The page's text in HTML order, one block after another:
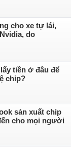
cho xe tự lái,
do
tiền ở đâu để
chip?
sản xuất chip
cho mọi người